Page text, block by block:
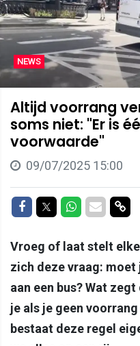
NEWS
Altijd voorrang
soms niet: "Er is
voorwaarde"
09/07/2025 15:00
Delen op Facebook
Delen op Twitter
Delen op
Delen
Vroeg of laat stelt
zich deze vraag:
aan een bus? Wat
je als je geen
bestaat deze regel